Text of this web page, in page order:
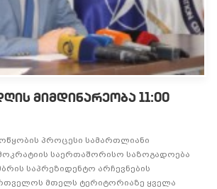
მიმდინარეობა 11:00
პროცესი სამართლიანი
საერთაშორისო საზოგადოება
საპრეზიდენტო არჩევნების
მთელს ტერიტორიაზე ყველა